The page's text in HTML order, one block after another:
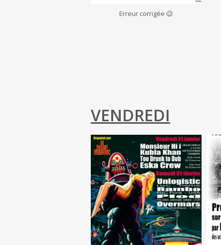
Erreur corrigée 😉
VENDREDI